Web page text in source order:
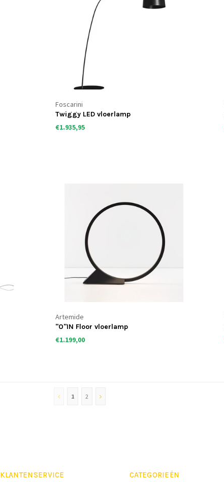
Foscarini
Twiggy LED vloerlamp
€1.935,95
Artemide
"O"IN Floor vloerlamp
€1.199,00
1 2
KLANTENSERVICE CATEGORIEËN